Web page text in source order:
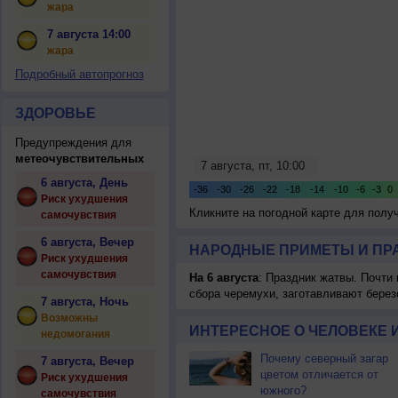
жара
7 августа 14:00
жара
Подробный автопрогноз
ЗДОРОВЬЕ
Предупреждения для
метеочувствительных
6 августа, День
Риск ухудшения
самочувствия
6 августа, Вечер
Риск ухудшения
самочувствия
7 августа, Ночь
Возможны
недомогания
7 августа, Вечер
Риск ухудшения
самочувствия
Кликните на погодной карте для
НАРОДНЫЕ ПРИМЕТЫ И
На 6 августа: Праздник жатвы. Почти
сбора черемухи, заготавливают
ИНТЕРЕСНОЕ О ЧЕЛОВЕКЕ
Почему северный загар
цветом отличается от
южного?